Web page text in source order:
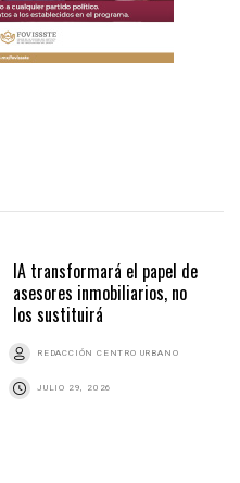
IA transformará el papel de
asesores inmobiliarios, no
los sustituirá
REDACCIÓN CENTRO URBANO
JULIO 29, 2026